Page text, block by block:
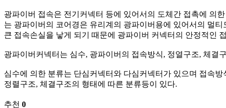
광파이버 접속은 전기커넥터 등에 있어서의 도체간 접촉에 의
는 광파이버의 코어경은 유리계의 광파이버용에 있어서의 멀
큰 접속손실을 낳게 되기 때문에 광파이버 커넥터의 안정적인
광파이버커넥터는 심수, 광파이버의 접속방식, 정열구조, 체결
심수에 의한 분류는 단심커넥터와 다심커넥터가 있으며 접속
정렬구조, 체결구조의 형태에 따른 분류등이 있다.
추천 0